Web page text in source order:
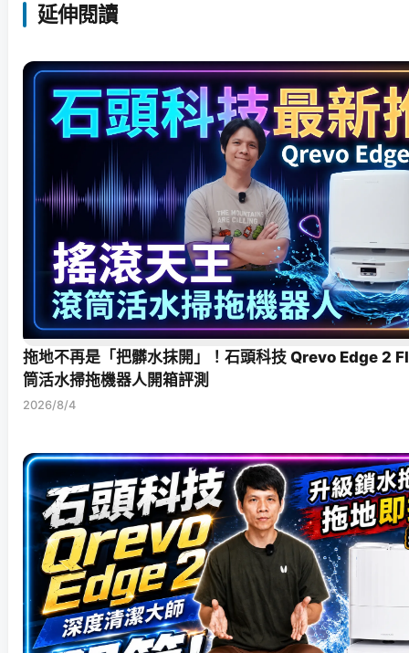
延伸閱讀
拖地不再是「把髒水抹開」！石頭科技 Qrevo Edge 2
筒活水掃拖機器人開箱評測
2026/8/4